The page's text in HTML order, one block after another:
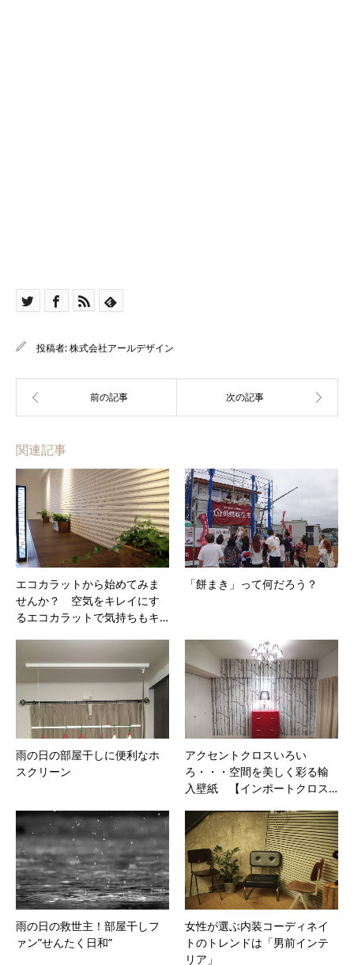
投稿者:株式会社アールデザイン
関連記事
エコカラットから始めてみま
せんか？ 空気をキレイにす
るエコカラットで気持ちもキ…
「餅まき」って何だろう？
雨の日の部屋干しに便利なホ
スクリーン
アクセントクロスいろい
ろ・・・空間を美しく彩る輸
入壁紙 【インポートクロス…
雨の日の救世主！部屋干しフ
ァン”せんたく日和”
女性が選ぶ内装コーディネイ
トのトレンドは「男前インテ
リア」